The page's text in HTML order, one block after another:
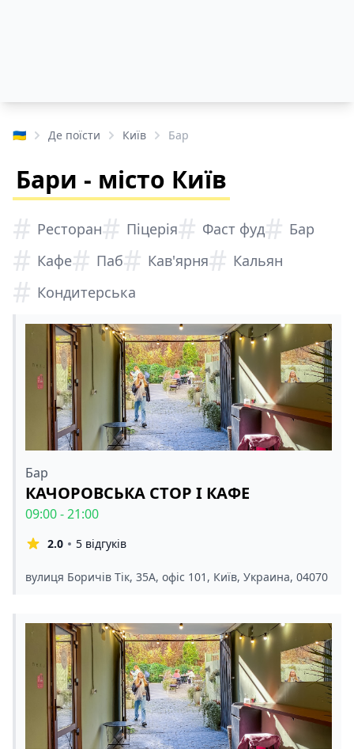
🇺🇦 Де поїсти Київ Бар
Бари - місто Київ
# Ресторан# Піцерія# Фаст фуд# Бар
# Кафе# Паб# Кав'ярня# Кальян
# Кондитерська
Бар
КАЧОРОВСЬКА СТОР І КАФЕ
09:00 - 21:00
2.0 5 відгуків
вулиця Боричів Тік, 35А, офіс 101, Київ, Украина, 04070